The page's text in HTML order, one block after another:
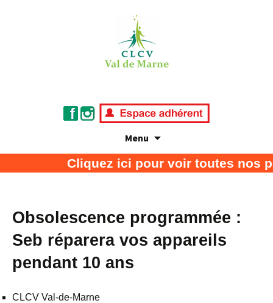
Menu
CLCV Val de Marne
Association de défense des consommateurs
Cliquez ici pour voir toutes nos
Obsolescence programmée :
Seb réparera vos appareils
pendant 10 ans
CLCV Val-de-Marne